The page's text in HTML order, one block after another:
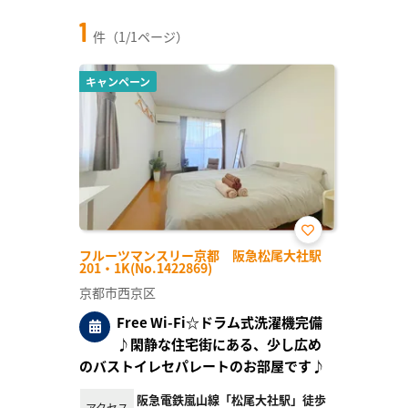
1 件（1/1ページ）
キャンペーン
フルーツマンスリー京都 阪急松尾大社駅
201・1K(No.1422869)
お気
に入
京都市西京区
Free Wi-Fi☆ドラム式洗濯機完備
♪閑静な住宅街にある、少し広め
のバストイレセパレートのお部屋です♪
阪急電鉄嵐山線「松尾大社駅」徒歩